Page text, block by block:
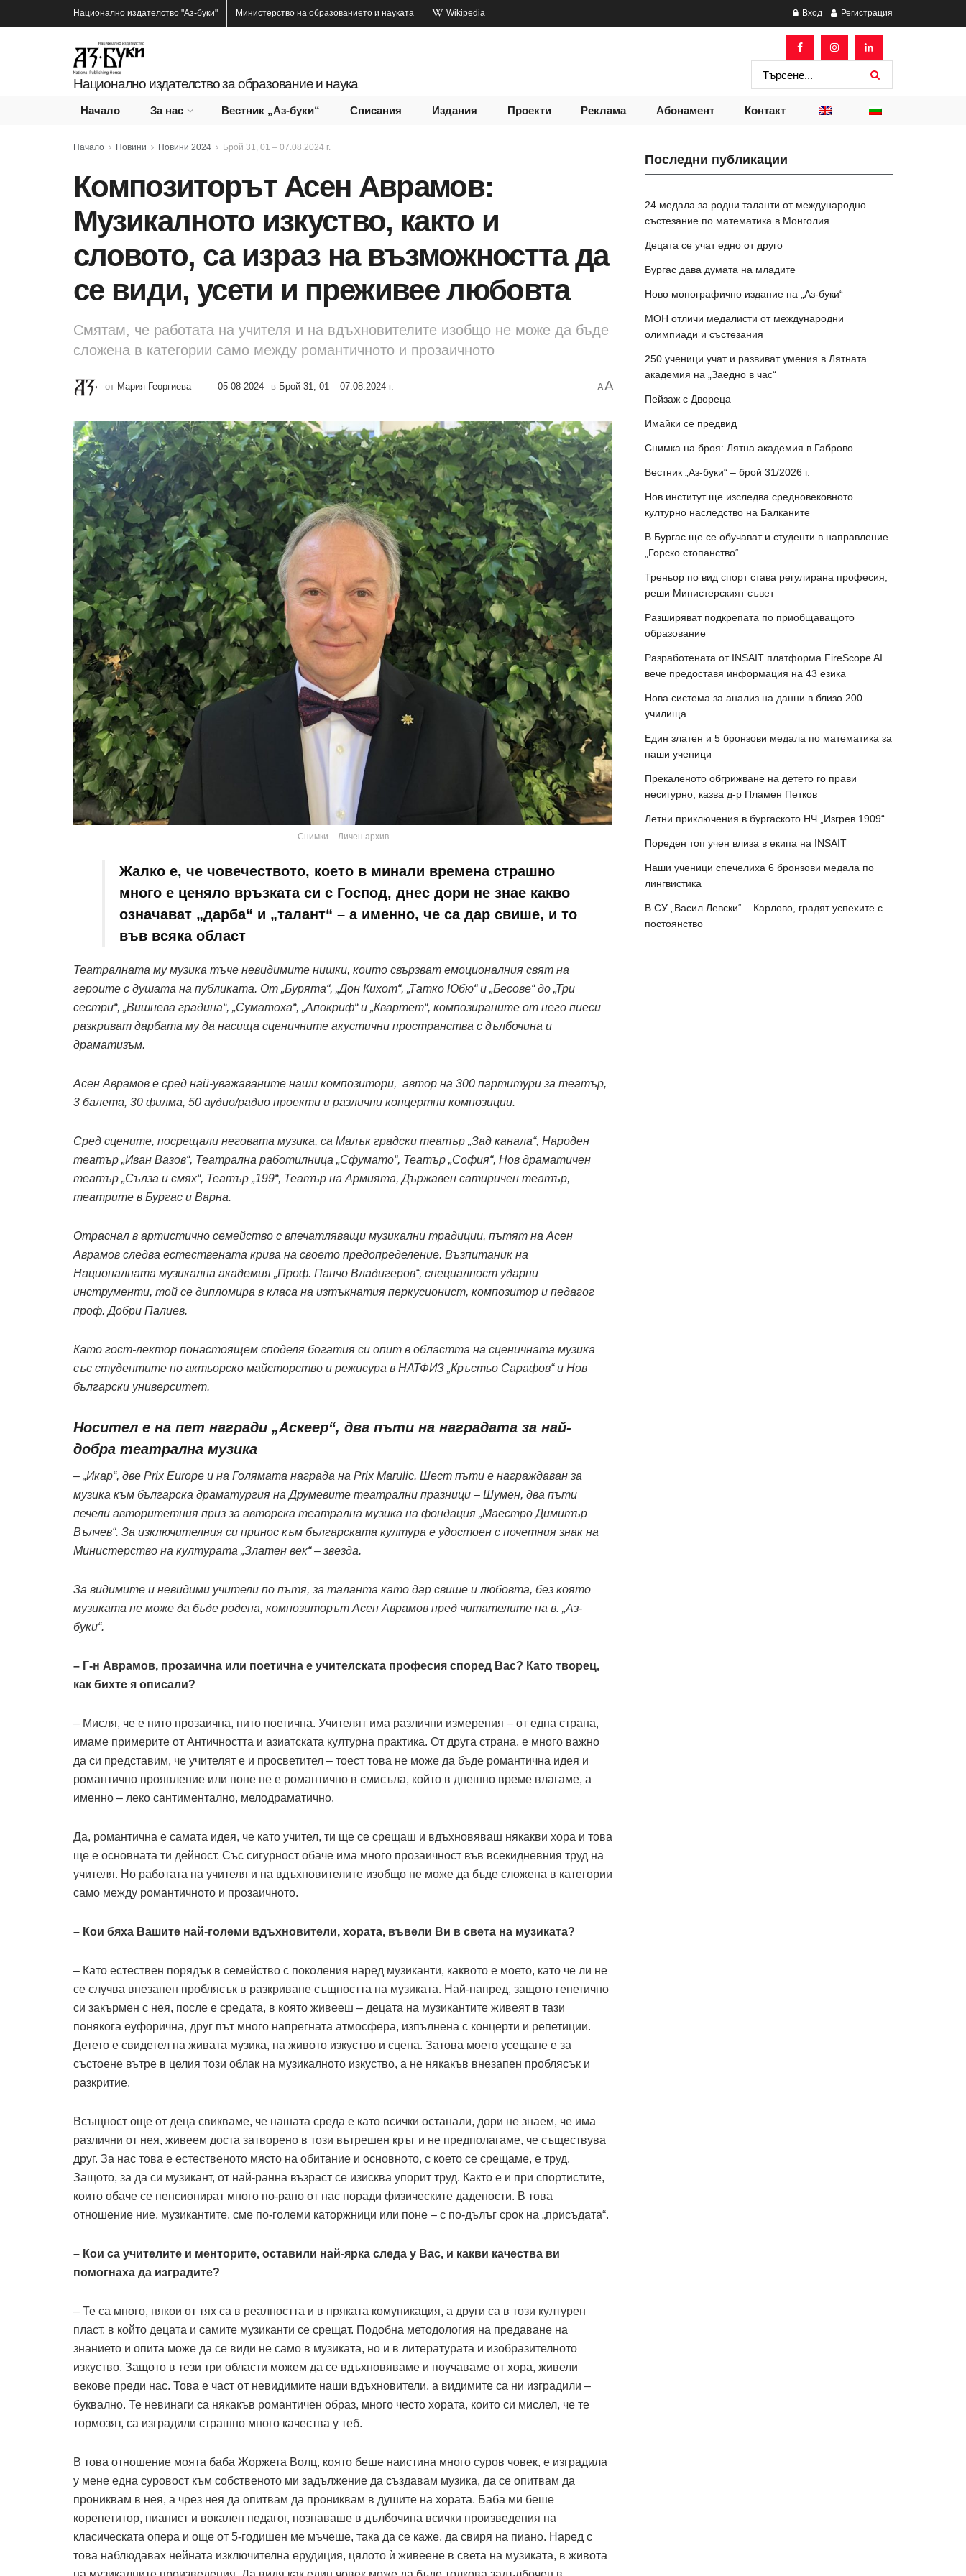
Национално издателство "Аз-буки" Министерство на образованието и науката Wikipedia Вход Регистрация
Национално издателство за образование и наука
Начало За нас Вестник „Аз-буки“ Списания Издания Проекти Реклама Абонамент Контакт
Начало Новини Новини 2024 Брой 31, 01 – 07.08.2024 г.
Композиторът Асен Аврамов:
Музикалното изкуство, както и
словото, са израз на възможността да
се види, усети и преживее любовта
Смятам, че работата на учителя и на вдъхновителите изобщо не може да бъде
сложена в категории само между романтичното и прозаичното
от Мария Георгиева 05-08-2024 в Брой 31, 01 – 07.08.2024 г. AA
Снимки – Личен архив
Жалко е, че човечеството, което в минали времена страшно
много е ценяло връзката си с Господ, днес дори не знае какво
означават „дарба“ и „талант“ – а именно, че са дар свише, и то
във всяка област
Театралната му музика тъче невидимите нишки, които свързват емоционалния свят на
героите с душата на публиката. От „Бурята“, „Дон Кихот“, „Татко Юбю“ и „Бесове“ до „Три
сестри“, „Вишнева градина“, „Суматоха“, „Апокриф“ и „Квартет“, композираните от него пиеси
разкриват дарбата му да насища сценичните акустични пространства с дълбочина и
драматизъм.
Асен Аврамов е сред най-уважаваните наши композитори, автор на 300 партитури за театър,
3 балета, 30 филма, 50 аудио/радио проекти и различни концертни композиции.
Сред сцените, посрещали неговата музика, са Малък градски театър „Зад канала“, Народен
театър „Иван Вазов“, Театрална работилница „Сфумато“, Театър „София“, Нов драматичен
театър „Сълза и смях“, Театър „199“, Театър на Армията, Държавен сатиричен театър,
театрите в Бургас и Варна.
Отраснал в артистично семейство с впечатляващи музикални традиции, пътят на Асен
Аврамов следва естествената крива на своето предопределение. Възпитаник на
Националната музикална академия „Проф. Панчо Владигеров“, специалност ударни
инструменти, той се дипломира в класа на изтъкнатия перкусионист, композитор и педагог
проф. Добри Палиев.
Като гост-лектор понастоящем споделя богатия си опит в областта на сценичната музика
със студентите по актьорско майсторство и режисура в НАТФИЗ „Кръстьо Сарафов“ и Нов
български университет.
Носител е на пет награди „Аскеер“, два пъти на наградата за най-
добра театрална музика
– „Икар“, две Prix Europe и на Голямата награда на Prix Marulic. Шест пъти е награждаван за
музика към българска драматургия на Друмевите театрални празници – Шумен, два пъти
печели авторитетния приз за авторска театрална музика на фондация „Маестро Димитър
Вълчев“. За изключителния си принос към българската култура е удостоен с почетния знак на
Министерство на културата „Златен век“ – звезда.
За видимите и невидими учители по пътя, за таланта като дар свише и любовта, без която
музиката не може да бъде родена, композиторът Асен Аврамов пред читателите на в. „Аз-
буки“.
– Г-н Аврамов, прозаична или поетична е учителската професия според Вас? Като творец,
как бихте я описали?
– Мисля, че е нито прозаична, нито поетична. Учителят има различни измерения – от една страна,
имаме примерите от Античността и азиатската културна практика. От друга страна, е много важно
да си представим, че учителят е и просветител – тоест това не може да бъде романтична идея и
романтично проявление или поне не е романтично в смисъла, който в днешно време влагаме, а
именно – леко сантиментално, мелодраматично.
Да, романтична е самата идея, че като учител, ти ще се срещаш и вдъхновяваш някакви хора и това
ще е основната ти дейност. Със сигурност обаче има много прозаичност във всекидневния труд на
учителя. Но работата на учителя и на вдъхновителите изобщо не може да бъде сложена в категории
само между романтичното и прозаичното.
– Кои бяха Вашите най-големи вдъхновители, хората, въвели Ви в света на музиката?
– Като естествен порядък в семейство с поколения наред музиканти, каквото е моето, като че ли не
се случва внезапен проблясък в разкриване същността на музиката. Най-напред, защото генетично
си закърмен с нея, после е средата, в която живееш – децата на музикантите живеят в тази
понякога еуфорична, друг път много напрегната атмосфера, изпълнена с концерти и репетиции.
Детето е свидетел на живата музика, на живото изкуство и сцена. Затова моето усещане е за
състоене вътре в целия този облак на музикалното изкуство, а не някакъв внезапен проблясък и
разкритие.
Всъщност още от деца свикваме, че нашата среда е като всички останали, дори не знаем, че има
различни от нея, живеем доста затворено в този вътрешен кръг и не предполагаме, че съществува
друг. За нас това е естественото място на обитание и основното, с което се срещаме, е труд.
Защото, за да си музикант, от най-ранна възраст се изисква упорит труд. Както е и при спортистите,
които обаче се пенсионират много по-рано от нас поради физическите дадености. В това
отношение ние, музикантите, сме по-големи каторжници или поне – с по-дълъг срок на „присъдата“.
– Кои са учителите и менторите, оставили най-ярка следа у Вас, и какви качества ви
помогнаха да изградите?
– Те са много, някои от тях са в реалността и в пряката комуникация, а други са в този културен
пласт, в който децата и самите музиканти се срещат. Подобна методология на предаване на
знанието и опита може да се види не само в музиката, но и в литературата и изобразителното
изкуство. Защото в тези три области можем да се вдъхновяваме и поучаваме от хора, живели
векове преди нас. Това е част от невидимите наши вдъхновители, а видимите са ни изградили –
буквално. Те невинаги са някакъв романтичен образ, много често хората, които си мислел, че те
тормозят, са изградили страшно много качества у теб.
В това отношение моята баба Жоржета Волц, която беше наистина много суров човек, е изградила
у мене една суровост към собственото ми задължение да създавам музика, да се опитвам да
прониквам в нея, а чрез нея да опитвам да прониквам в душите на хората. Баба ми беше
корепетитор, пианист и вокален педагог, познаваше в дълбочина всички произведения на
класическата опера и още от 5-годишен ме мъчеше, така да се каже, да свиря на пиано. Наред с
това наблюдавах нейната изключителна ерудиция, цялото ѝ живеене в света на музиката, в живота
Последни публикации
24 медала за родни таланти от международно
състезание по математика в Монголия
Децата се учат едно от друго
Бургас дава думата на младите
Ново монографично издание на „Аз-буки“
МОН отличи медалисти от международни
олимпиади и състезания
250 ученици учат и развиват умения в Лятната
академия на „Заедно в час“
Пейзаж с Двореца
Имайки се предвид
Снимка на броя: Лятна академия в Габрово
Вестник „Аз-буки“ – брой 31/2026 г.
Нов институт ще изследва средновековното
културно наследство на Балканите
В Бургас ще се обучават и студенти в направление
„Горско стопанство“
Треньор по вид спорт става регулирана професия,
реши Министерският съвет
Разширяват подкрепата по приобщаващото
образование
Разработената от INSAIT платформа FireScope AI
вече предоставя информация на 43 езика
Нова система за анализ на данни в близо 200
училища
Един златен и 5 бронзови медала по математика за
наши ученици
Прекаленото обгрижване на детето го прави
несигурно, казва д-р Пламен Петков
Летни приключения в бургаското НЧ „Изгрев 1909“
Пореден топ учен влиза в екипа на INSAIT
Наши ученици спечелиха 6 бронзови медала по
лингвистика
В СУ „Васил Левски“ – Карлово, градят успехите с
постоянство